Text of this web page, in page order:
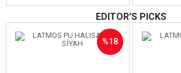
EDITOR'S PICKS
%18